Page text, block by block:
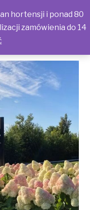
hortensji i ponad 80
zamówienia do 14